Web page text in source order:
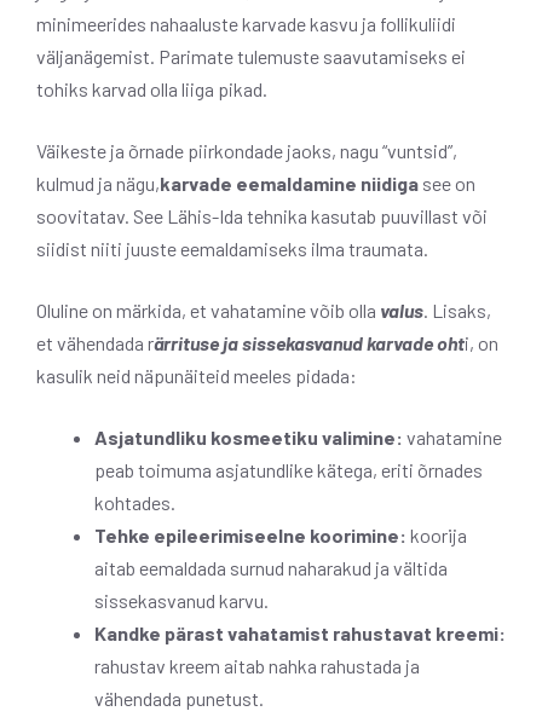
minimeerides nahaaluste karvade kasvu ja follikuliidi
väljanägemist. Parimate tulemuste saavutamiseks ei
tohiks karvad olla liiga pikad.
Väikeste ja õrnade piirkondade jaoks, nagu “vuntsid”,
kulmud ja nägu,karvade eemaldamine niidiga see on
soovitatav. See Lähis-Ida tehnika kasutab puuvillast või
siidist niiti juuste eemaldamiseks ilma traumata.
Oluline on märkida, et vahatamine võib olla valus . Lisaks,
et vähendada rärrituse ja sissekasvanud karvade ohti, on
kasulik neid näpunäiteid meeles pidada:
Asjatundliku kosmeetiku valimine: vahatamine
peab toimuma asjatundlike kätega, eriti õrnades
kohtades.
Tehke epileerimiseelne koorimine: koorija
aitab eemaldada surnud naharakud ja vältida
sissekasvanud karvu.
Kandke pärast vahatamist rahustavat kreemi:
rahustav kreem aitab nahka rahustada ja
vähendada punetust.